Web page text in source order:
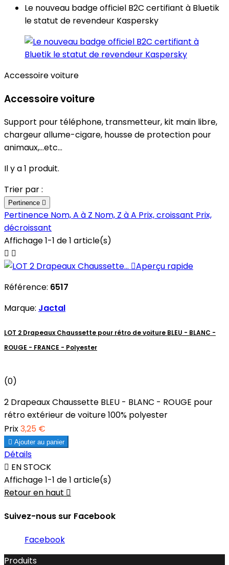
Le nouveau badge officiel B2C certifiant à Bluetik
le statut de revendeur Kaspersky
Accessoire voiture
Accessoire voiture
Support pour téléphone, transmetteur, kit main libre,
chargeur allume-cigare, housse de protection pour
animaux,...etc...
Il y a 1 produit.
Trier par :
Pertinence 
Pertinence Nom, A à Z Nom, Z à A Prix, croissant Prix,
décroissant
Affichage 1-1 de 1 article(s)
 
Aperçu rapide
Référence: 6517
Marque: Jactal
LOT 2 Drapeaux Chaussette pour rétro de voiture BLEU - BLANC -
ROUGE - FRANCE - Polyester
(0)
2 Drapeaux Chaussette BLEU - BLANC - ROUGE pour
rétro extérieur de voiture 100% polyester
Prix3,25 €
 Ajouter au panier
Détails
 EN STOCK
Affichage 1-1 de 1 article(s)
Retour en haut 
Suivez-nous sur Facebook
Facebook
Produits